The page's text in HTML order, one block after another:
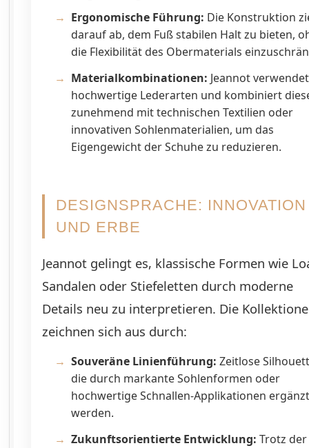
Ergonomische Führung: Die Konstruktion
darauf ab, dem Fuß stabilen Halt zu bieten,
die Flexibilität des Obermaterials
Materialkombinationen: Jeannot verwendet
hochwertige Lederarten und kombiniert
zunehmend mit technischen Textilien oder
innovativen Sohlenmaterialien, um das
Eigengewicht der Schuhe zu reduzieren.
DESIGNSPRACHE: INNOVATION
UND ERBE
Jeannot gelingt es, klassische Formen wie
Sandalen oder Stiefeletten durch moderne
Details neu zu interpretieren. Die
zeichnen sich aus durch:
Souveräne Linienführung: Zeitlose
die durch markante Sohlenformen oder
hochwertige Schnallen-Applikationen
werden.
Zukunftsorientierte Entwicklung: Trotz der